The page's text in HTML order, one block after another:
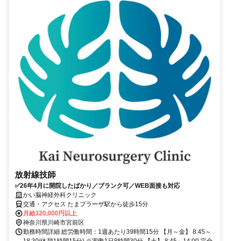
放射線技師
✅26年4月に開院したばかり／ブランク可／WEB面接も対応
かい脳神経外科クリニック
交通・アクセス たまプラーザ駅から徒歩15分
月給320,000円以上
神奈川県川崎市宮前区
勤務時間詳細 総労働時間：1週あたり39時間15分 【月～金】 8:45～